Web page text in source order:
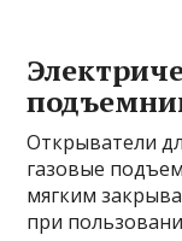
Открыватели
газовые
мягким
при